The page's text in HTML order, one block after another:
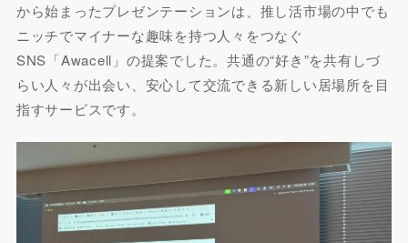
から始まったプレゼンテーションは、推し活市場の中でも
ニッチでマイナーな趣味を持つ人々をつなぐ
SNS「Awacell」の提案でした。共通の“好き”を共有しづ
らい人々が出会い、安心して交流できる新しい居場所を目
指すサービスです。